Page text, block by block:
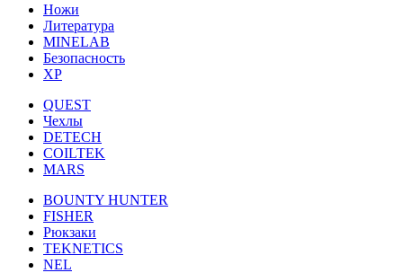
Ножи
Литература
MINELAB
Безопасность
XP
QUEST
Чехлы
DETECH
COILTEK
MARS
BOUNTY HUNTER
FISHER
Рюкзаки
TEKNETICS
NEL